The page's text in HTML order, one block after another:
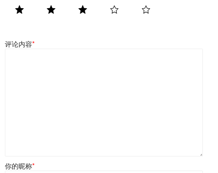
评论内容*
你的昵称*